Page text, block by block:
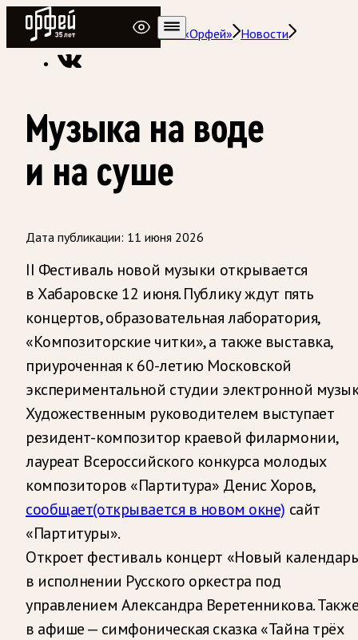
Радио Орфей
Радио классической музыки «Орфей» Новости
Музыка на воде
и на суше
Дата публикации: 11 июня 2026
II Фестиваль новой музыки открывается
в Хабаровске 12 июня. Публику ждут пять
концертов, образовательная лаборатория,
«Композиторские читки», а также выставка,
приуроченная к 60-летию Московской
экспериментальной студии электронной
Художественным руководителем выступает
резидент-композитор краевой филармонии,
лауреат Всероссийского конкурса молодых
композиторов «Партитура» Денис Хоров,
сообщает(открывается в новом окне) сайт
«Партитуры».
Откроет фестиваль концерт «Новый
в исполнении Русского оркестра под
управлением Александра Веретенникова.
в афише — симфоническая сказка «Тайна трёх